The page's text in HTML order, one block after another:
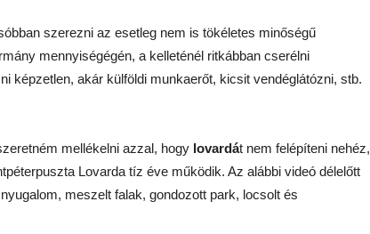
szerezni az esetleg nem is tökéletes minőségű
mennyiségégén, a kelleténél ritkábban cserélni
képzetlen, akár külföldi munkaerőt, kicsit vendéglátózni, stb.
mellékelni azzal, hogy lovardát nem felépíteni nehéz,
Lovarda tíz éve működik. Az alábbi videó délelőtt
meszelt falak, gondozott park, locsolt és